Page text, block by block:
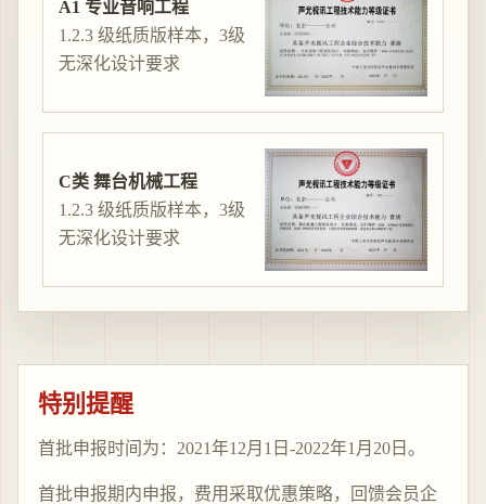
A1 专业音响工程
1.2.3 级纸质版样本，3级
无深化设计要求
C类 舞台机械工程
1.2.3 级纸质版样本，3级
无深化设计要求
特别提醒
首批申报时间为：2021年12月1日-2022年1月20日。
首批申报期内申报，费用采取优惠策略，回馈会员企